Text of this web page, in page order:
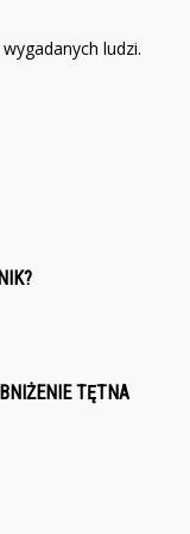
ludzi.
TĘTNA